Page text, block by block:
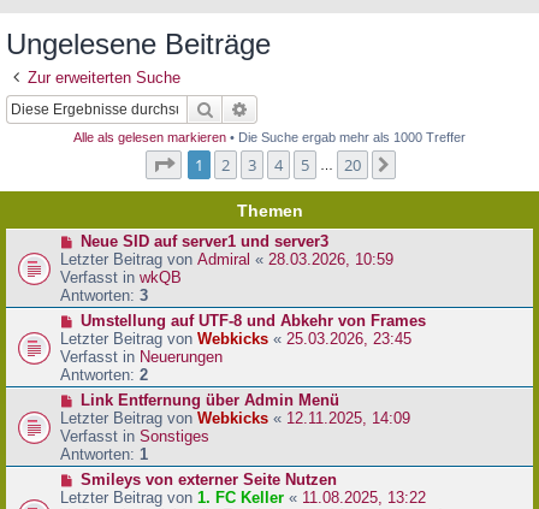
Ungelesene Beiträge
Zur erweiterten Suche
Suche
Alle als gelesen markieren • Die Suche ergab mehr als 1000 Treffer
Seite von
1 2 3 4 5 20
Themen
N
e
u
e
r
B
e
i
t
a
g
Neue SID auf server1 und server3
Letzter Beitrag von Admiral « 28.03.2026, 10:59
Verfasst in wkQB
Antworten: 3
N
e
u
e
r
B
e
i
t
a
Umstellung auf UTF-8 und Abkehr von Frames
Letzter Beitrag von Webkicks « 25.03.2026, 23:45
Verfasst in Neuerungen
Antworten: 2
N
e
u
e
r
B
Link Entfernung über Admin Menü
Letzter Beitrag von Webkicks « 12.11.2025, 14:09
Verfasst in Sonstiges
Antworten: 1
N
e
Smileys von externer Seite Nutzen
Letzter Beitrag von 1. FC Keller « 11.08.2025, 13:22